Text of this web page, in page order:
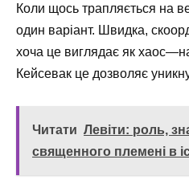
Коли щось трапляється на
один варіант. Швидка,
хоча це виглядає як
Кейсевак це дозволяє
Читати Левіти: роль,
священного племені в